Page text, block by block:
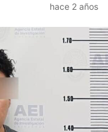
hace 2 años